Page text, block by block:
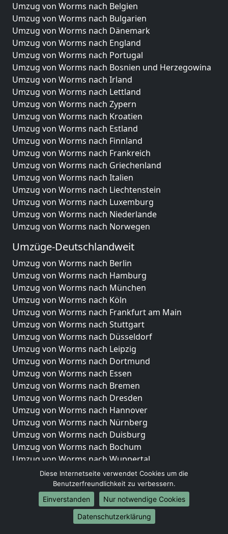
Umzug von Worms nach Belgien
Umzug von Worms nach Bulgarien
Umzug von Worms nach Dänemark
Umzug von Worms nach England
Umzug von Worms nach Portugal
Umzug von Worms nach Bosnien und Herzegowina
Umzug von Worms nach Irland
Umzug von Worms nach Lettland
Umzug von Worms nach Zypern
Umzug von Worms nach Kroatien
Umzug von Worms nach Estland
Umzug von Worms nach Finnland
Umzug von Worms nach Frankreich
Umzug von Worms nach Griechenland
Umzug von Worms nach Italien
Umzug von Worms nach Liechtenstein
Umzug von Worms nach Luxemburg
Umzug von Worms nach Niederlande
Umzug von Worms nach Norwegen
Umzüge-Deutschlandweit
Umzug von Worms nach Berlin
Umzug von Worms nach Hamburg
Umzug von Worms nach München
Umzug von Worms nach Köln
Umzug von Worms nach Frankfurt am Main
Umzug von Worms nach Stuttgart
Umzug von Worms nach Düsseldorf
Umzug von Worms nach Leipzig
Umzug von Worms nach Dortmund
Umzug von Worms nach Essen
Umzug von Worms nach Bremen
Umzug von Worms nach Dresden
Umzug von Worms nach Hannover
Umzug von Worms nach Nürnberg
Umzug von Worms nach Duisburg
Umzug von Worms nach Bochum
Umzug von Worms nach Wuppertal
Umzug von Worms nach Bielefeld
Umzug von Worms nach Bonn
Umzug von Worms nach Münster
Internationale-Umzüge
Diese Internetseite verwendet Cookies um die
Benutzerfreundlichkeit zu verbessern.
Einverstanden
Nur notwendige Cookies
Datenschutzerklärung